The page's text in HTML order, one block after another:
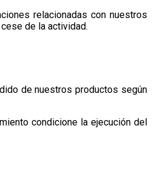
relacionadas con nuestros
de la actividad.
de nuestros productos según
condicione la ejecución del